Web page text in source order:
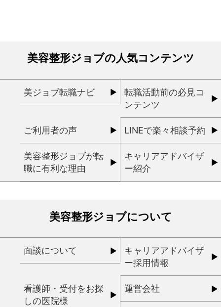
美容整形ジョブの人気コンテンツ
美ジョブ転職ナビ
転職活動前の必見コ
ンテンツ
ご利用者の声 LINEで楽々相談予約
美容整形ジョブが転
職に有利な理由
キャリアアドバイザ
ー紹介
美容整形ジョブについて
面談について
キャリアアドバイザ
ー採用情報
看護師・受付をお探
しの医院様
運営会社